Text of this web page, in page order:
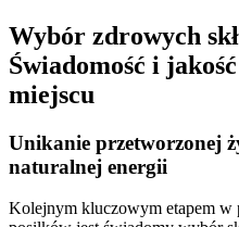
Wybór zdrowych
Świadomość i
miejscu
Unikanie przetworzonej
naturalnej energii
Kolejnym kluczowym etapem w